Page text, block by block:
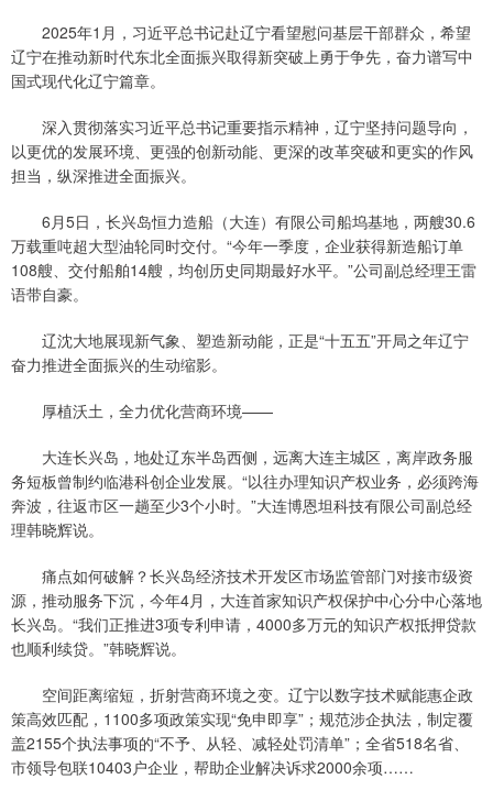
2025年1月，习近平总书记赴辽宁看望慰问基层干部群众，希望
辽宁在推动新时代东北全面振兴取得新突破上勇于争先，奋力谱写中
国式现代化辽宁篇章。
深入贯彻落实习近平总书记重要指示精神，辽宁坚持问题导向，
以更优的发展环境、更强的创新动能、更深的改革突破和更实的作风
担当，纵深推进全面振兴。
6月5日，长兴岛恒力造船（大连）有限公司船坞基地，两艘30.6
万载重吨超大型油轮同时交付。“今年一季度，企业获得新造船订单
108艘、交付船舶14艘，均创历史同期最好水平。”公司副总经理王雷
语带自豪。
辽沈大地展现新气象、塑造新动能，正是“十五五”开局之年辽宁
奋力推进全面振兴的生动缩影。
厚植沃土，全力优化营商环境——
大连长兴岛，地处辽东半岛西侧，远离大连主城区，离岸政务服
务短板曾制约临港科创企业发展。“以往办理知识产权业务，必须跨海
奔波，往返市区一趟至少3个小时。”大连博恩坦科技有限公司副总经
理韩晓辉说。
痛点如何破解？长兴岛经济技术开发区市场监管部门对接市级资
源，推动服务下沉，今年4月，大连首家知识产权保护中心分中心落地
长兴岛。“我们正推进3项专利申请，4000多万元的知识产权抵押贷款
也顺利续贷。”韩晓辉说。
空间距离缩短，折射营商环境之变。辽宁以数字技术赋能惠企政
策高效匹配，1100多项政策实现“免申即享”；规范涉企执法，制定覆
盖2155个执法事项的“不予、从轻、减轻处罚清单”；全省518名省、
市领导包联10403户企业，帮助企业解决诉求2000余项……